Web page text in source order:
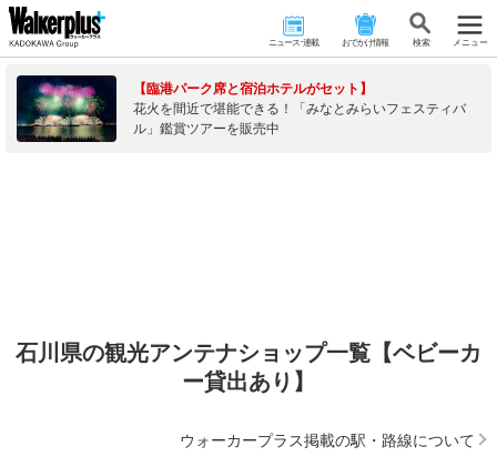
ニュース･連載 おでかけ情報 検 索 メニュー
【臨港パーク席と宿泊ホテルがセット】
花火を間近で堪能できる！「みなとみらいフェスティバ
ル」鑑賞ツアーを販売中
石川県の観光アンテナショップ一覧【ベビーカ
ー貸出あり】
ウォーカープラス掲載の駅・路線について